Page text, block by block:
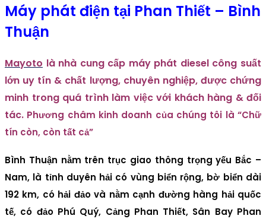
Máy phát điện tại Phan Thiết – Bình
Thuận
Mayoto là nhà cung cấp máy phát diesel công suất
lớn uy tín & chất lượng, chuyên nghiệp, được chứng
minh trong quá trình làm việc với khách hàng & đối
tác. Phương châm kinh doanh của chúng tôi là “Chữ
tín còn, còn tất cả”
Bình Thuận nằm trên trục giao thông trọng yếu Bắc –
Nam, là tỉnh duyên hải có vùng biển rộng, bờ biển dài
192 km, có hải đảo và nằm cạnh đường hàng hải quốc
tế, có đảo Phú Quý, Cảng Phan Thiết, Sân Bay Phan